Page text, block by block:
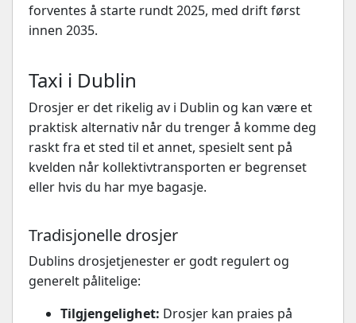
forventes å starte rundt 2025, med drift først
innen 2035.
Taxi i Dublin
Drosjer er det rikelig av i Dublin og kan være et
praktisk alternativ når du trenger å komme deg
raskt fra et sted til et annet, spesielt sent på
kvelden når kollektivtransporten er begrenset
eller hvis du har mye bagasje.
Tradisjonelle drosjer
Dublins drosjetjenester er godt regulert og
generelt pålitelige:
Tilgjengelighet: Drosjer kan praies på